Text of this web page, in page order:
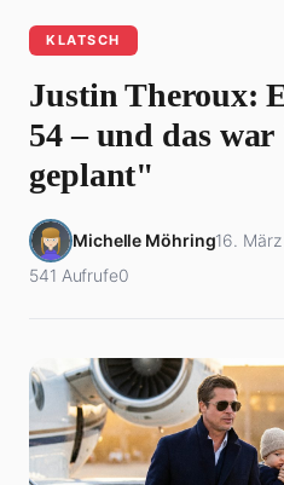
KLATSCH
Justin Theroux:
54 – und das
geplant"
Michelle Möhring16.
541 Aufrufe0